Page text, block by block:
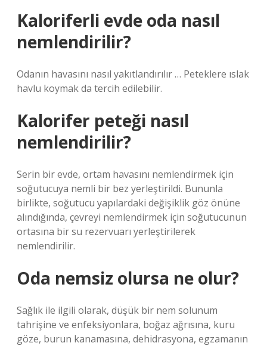
Kaloriferli evde oda nasıl
nemlendirilir?
Odanın havasını nasıl yakıtlandırılır … Peteklere ıslak
havlu koymak da tercih edilebilir.
Kalorifer peteği nasıl
nemlendirilir?
Serin bir evde, ortam havasını nemlendirmek için
soğutucuya nemli bir bez yerleştirildi. Bununla
birlikte, soğutucu yapılardaki değişiklik göz önüne
alındığında, çevreyi nemlendirmek için soğutucunun
ortasına bir su rezervuarı yerleştirilerek
nemlendirilir.
Oda nemsiz olursa ne olur?
Sağlık ile ilgili olarak, düşük bir nem solunum
tahrişine ve enfeksiyonlara, boğaz ağrısına, kuru
göze, burun kanamasına, dehidrasyona, egzamanın